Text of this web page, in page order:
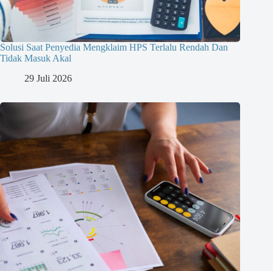
Solusi Saat Penyedia Mengklaim HPS Terlalu Rendah Dan
Tidak Masuk Akal
29 Juli 2026